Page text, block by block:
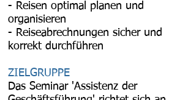
- Reisen optimal planen und
organisieren
- Reiseabrechnungen sicher und
korrekt durchführen
ZIELGRUPPE
Das Seminar 'Assistenz der